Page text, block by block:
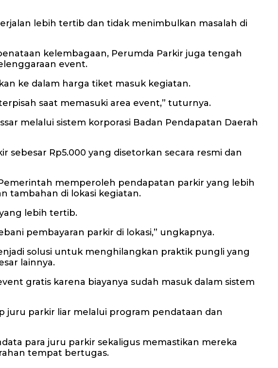
lebih tertib dan tidak menimbulkan masalah di
kelembagaan, Perumda Parkir juga tengah
event.
ke dalam harga tiket masuk kegiatan.
saat memasuki area event,” tuturnya.
melalui sistem korporasi Badan Pendapatan Daerah
Rp5.000 yang disetorkan secara resmi dan
memperoleh pendapatan parkir yang lebih
tambahan di lokasi kegiatan.
lebih tertib.
pembayaran parkir di lokasi,” ungkapnya.
solusi untuk menghilangkan praktik pungli yang
lainnya.
gratis karena biayanya sudah masuk dalam sistem
juru parkir liar melalui program pendataan dan
para juru parkir sekaligus memastikan mereka
tempat bertugas.